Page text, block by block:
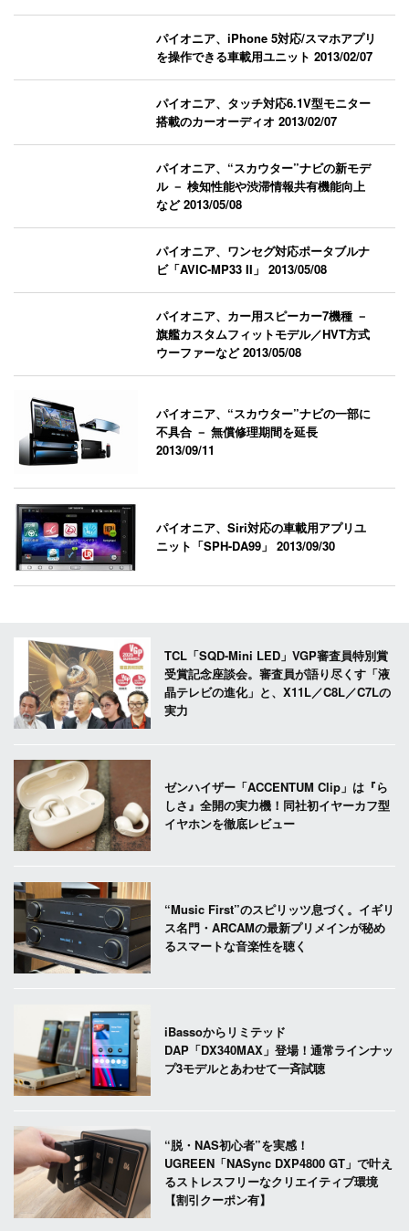
パイオニア、iPhone 5対応/スマホアプリ
を操作できる車載用ユニット2013/02/07
パイオニア、タッチ対応6.1V型モニター
搭載のカーオーディオ2013/02/07
パイオニア、“スカウター”ナビの新モデ
ル － 検知性能や渋滞情報共有機能向上
など2013/05/08
パイオニア、ワンセグ対応ポータブルナ
ビ「AVIC-MP33 II」2013/05/08
パイオニア、カー用スピーカー7機種 －
旗艦カスタムフィットモデル／HVT方式
ウーファーなど2013/05/08
パイオニア、“スカウター”ナビの一部に
不具合 － 無償修理期間を延長
2013/09/11
パイオニア、Siri対応の車載用アプリユ
ニット「SPH-DA99」2013/09/30
TCL「SQD-Mini LED」VGP審査員特別賞
受賞記念座談会。審査員が語り尽くす「液
晶テレビの進化」と、X11L／C8L／C7Lの
実力
ゼンハイザー「ACCENTUM Clip」は『ら
しさ』全開の実力機！同社初イヤーカフ型
イヤホンを徹底レビュー
“Music First”のスピリッツ息づく。イギリ
ス名門・ARCAMの最新プリメインが秘め
るスマートな音楽性を聴く
iBassoからリミテッド
DAP「DX340MAX」登場！通常ラインナッ
プ3モデルとあわせて一斉試聴
“脱・NAS初心者”を実感！
UGREEN「NASync DXP4800 GT」で叶え
るストレスフリーなクリエイティブ環境
【割引クーポン有】